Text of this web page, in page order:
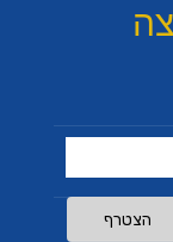
הצטרף